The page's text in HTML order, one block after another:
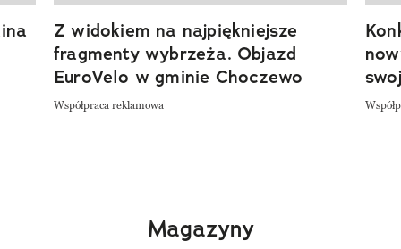
Z widokiem na najpiękniejsze
fragmenty wybrzeża. Objazd
EuroVelo w gminie Choczewo
Współpraca reklamowa
Magazyny